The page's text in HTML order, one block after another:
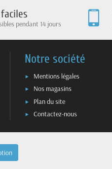
pendant 14 jours
Notre société
Mentions légales
Nos magasins
Plan du site
Contactez-nous